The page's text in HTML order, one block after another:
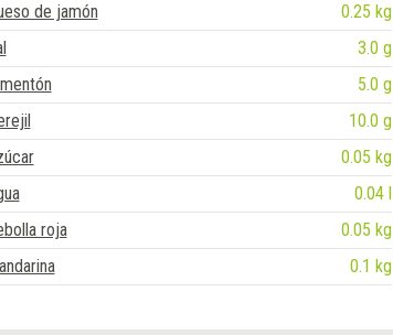
de jamón
0.25 kg
3.0 g
5.0 g
10.0 g
0.05 kg
0.04 l
roja
0.05 kg
0.1 kg